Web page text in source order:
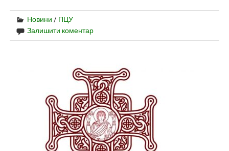
Новини / ПЦУ
Залишити коментар